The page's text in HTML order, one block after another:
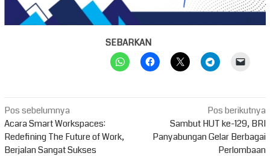
SEBARKAN
Navigasi
pos
Pos sebelumnya
Acara Smart Workspaces:
Redefining The Future of Work,
Berjalan Sangat Sukses
Pos berikutnya
Sambut HUT ke-129, BRI
Panyabungan Gelar Berbagai
Perlombaan